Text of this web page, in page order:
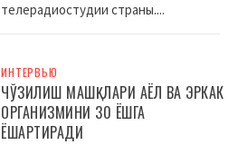
телерадиостудии страны....
ИНТЕРВЬЮ
ЧЎЗИЛИШ МАШҚЛАРИ АЁЛ ВА ЭРКАК
ОРГАНИЗМИНИ 30 ЁШГА
ЁШАРТИРАДИ